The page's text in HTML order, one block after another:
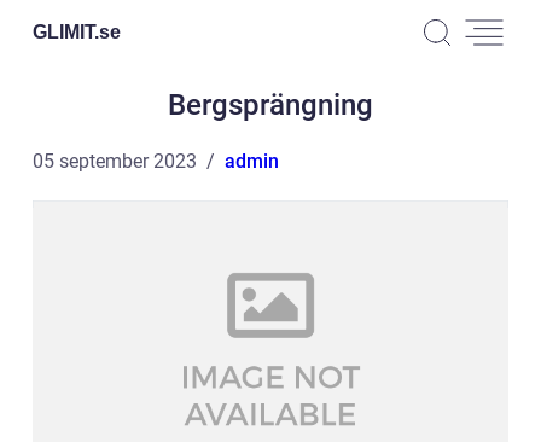
GLIMIT.se
Bergsprängning
05 september 2023 admin